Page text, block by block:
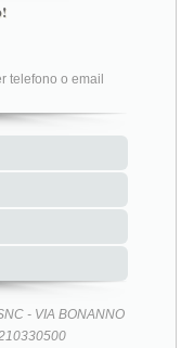
telefono o email
- VIA BONANNO